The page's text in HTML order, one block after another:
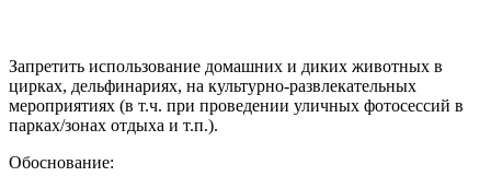
Запретить использование домашних и диких животных в
цирках, дельфинариях, на культурно-развлекательных
мероприятиях (в т.ч. при проведении уличных фотосессий в
парках/зонах отдыха и т.п.).
Обоснование: